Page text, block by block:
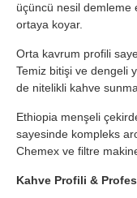
üçüncü nesil demleme
ortaya koyar.
Orta kavrum profili
Temiz bitişi ve dengeli
de nitelikli kahve
Ethiopia menşeli
sayesinde kompleks
Chemex ve filtre
Kahve Profili &